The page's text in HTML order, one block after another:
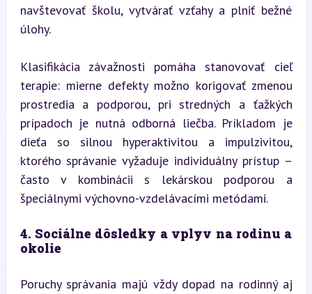
navštevovať školu, vytvárať vzťahy a plniť bežné
úlohy.
Klasifikácia závažnosti pomáha stanovovať cieľ
terapie: mierne defekty možno korigovať zmenou
prostredia a podporou, pri stredných a ťažkých
prípadoch je nutná odborná liečba. Príkladom je
dieťa so silnou hyperaktivitou a impulzivitou,
ktorého správanie vyžaduje individuálny prístup –
často v kombinácii s lekárskou podporou a
špeciálnymi výchovno-vzdelávacími metódami.
4. Sociálne dôsledky a vplyv na rodinu a
okolie
Poruchy správania majú vždy dopad na rodinný aj